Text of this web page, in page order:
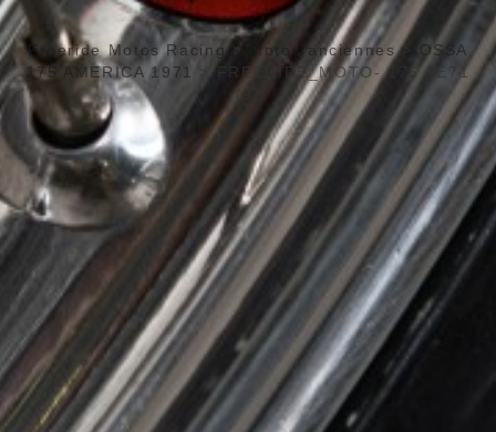
Freeride Motos Racing> Motos anciennes >
OSSA
175 AMERICA 1971
>
FREERIDE_MOTO- 175 AE71
(9)